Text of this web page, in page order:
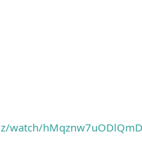
watch/